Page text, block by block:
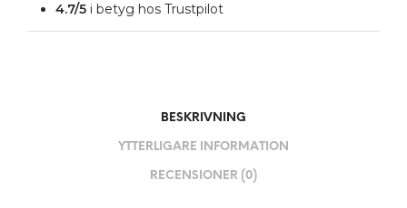
4.7/5i betyg hos Trustpilot
BESKRIVNING
YTTERLIGARE INFORMATION
RECENSIONER (0)